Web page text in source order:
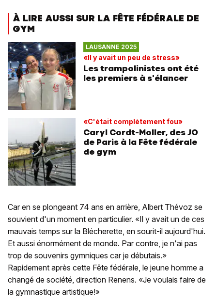
À LIRE AUSSI SUR LA FÊTE FÉDÉRALE DE
GYM
LAUSANNE 2025
«Il y avait un peu de stress»
Les trampolinistes ont été
les premiers à s'élancer
«C'était complètement fou»
Caryl Cordt-Moller, des JO
de Paris à la Fête fédérale
de gym
Car en se plongeant 74 ans en arrière, Albert Thévoz se
souvient d'un moment en particulier. «Il y avait un de ces
mauvais temps sur la Blécherette, en sourit-il aujourd'hui.
Et aussi énormément de monde. Par contre, je n'ai pas
trop de souvenirs gymniques car je débutais.»
Rapidement après cette Fête fédérale, le jeune homme a
changé de société, direction Renens. «Je voulais faire de
la gymnastique artistique!»